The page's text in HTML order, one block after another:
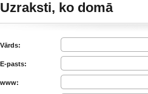
Uzraksti, ko domā
Vārds:
E-pasts:
www: